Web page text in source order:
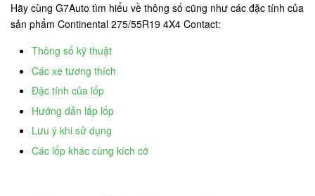
Hãy cùng G7Auto tìm hiểu về thông số cũng như các đặc tính của
sản phẩm Continental 275/55R19 4X4 Contact:
Thông số kỹ thuật
Các xe tương thích
Đặc tính của lốp
Hướng dẫn lắp lốp
Lưu ý khi sử dụng
Các lốp khác cùng kích cỡ